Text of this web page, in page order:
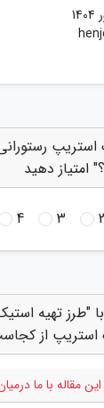
استریپ
دهید
2
3
4
"طرز تهیه
استریپ از
مقاله با ما